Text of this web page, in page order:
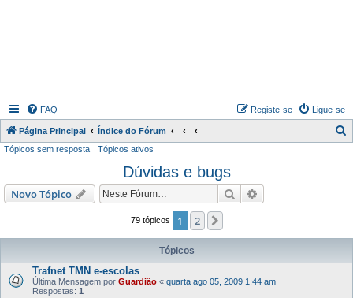
FAQ Ligue-se
Registe-se
Página Principal Índice do Fórum
a
Tópicos sem resposta Tópicos ativos
Dúvidas e bugs
Novo Tópico Pesquisar
79 tópicos 1 2
Tópicos
Trafnet TMN e-escolas
Última Mensagem por Guardião « quarta ago 05, 2009 1:44 am
Respostas: 1